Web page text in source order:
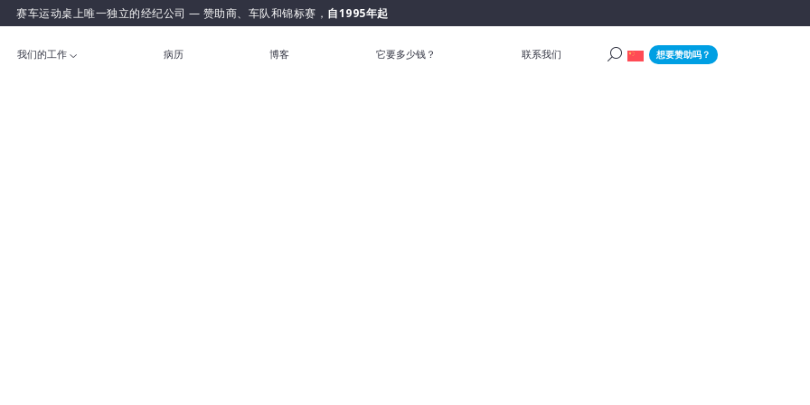
赛车运动桌上唯一独立的经纪公司 — 赞助商、车队和锦标赛， 自1995年起
我们的工作 病历 博客 它要多少钱？ 联系我们 想要赞助吗？